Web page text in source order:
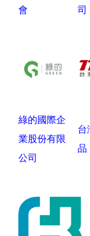
會 司
綠的國際企
業股份有限
公司
台
品